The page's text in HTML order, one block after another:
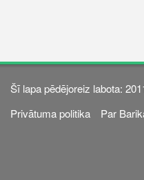
Šī lapa pēdējoreiz labota:
Privātuma politika
Par